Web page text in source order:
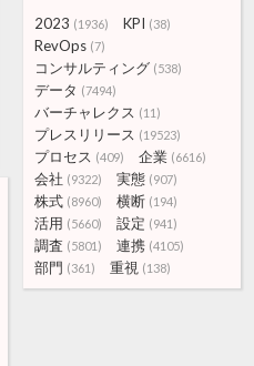
2023 (1936) KPI (38)
RevOps (7)
コンサルティング (538)
データ (7494)
バーチャレクス (11)
プレスリリース (19523)
プロセス (409) 企業 (6616)
会社 (9322) 実態 (907)
株式 (8960) 横断 (194)
活用 (5660) 設定 (941)
調査 (5801) 連携 (4105)
部門 (361) 重視 (138)